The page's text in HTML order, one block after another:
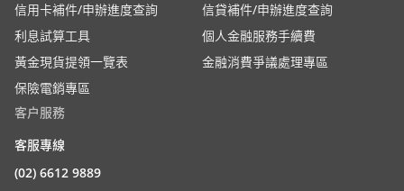
信用卡補件/申辦進度查詢
信貸補件/申辦進度查詢
利息試算工具
個人金融服務手續費
黃金現貨提領一覽表
金融消費爭議處理專區
保險電銷專區
客户服務
客服專線
(02) 6612 9889